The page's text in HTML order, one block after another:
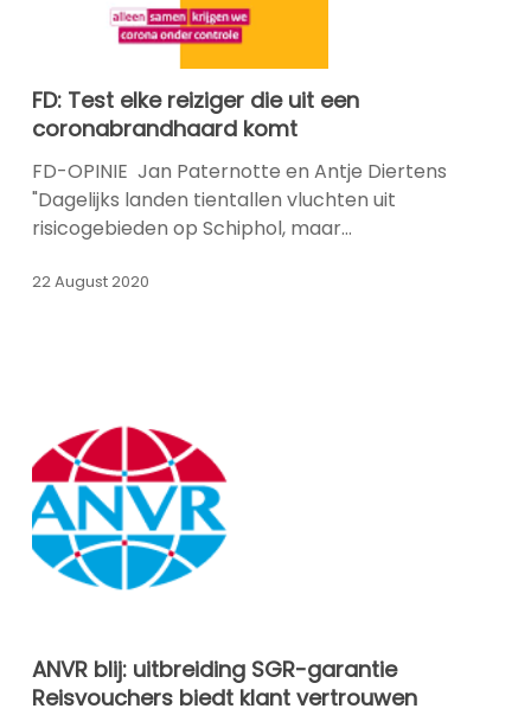
Test
elke
reiziger
die
uit
coronabrandhaard
FD: Test elke reiziger die uit een
coronabrandhaard komt
FD-OPINIE Jan Paternotte en Antje Diertens
"Dagelijks landen tientallen vluchten uit
risicogebieden op Schiphol, maar…
22 August 2020
blij:
uitbreiding
ANVR blij: uitbreiding SGR-garantie
Reisvouchers biedt klant vertrouwen